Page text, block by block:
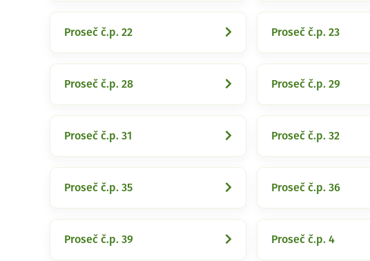
Proseč č.p. 22 Proseč č.p. 23
Proseč č.p. 28 Proseč č.p. 29
Proseč č.p. 31 Proseč č.p. 32
Proseč č.p. 35 Proseč č.p. 36
Proseč č.p. 39 Proseč č.p. 4